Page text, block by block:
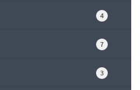
4
7
3